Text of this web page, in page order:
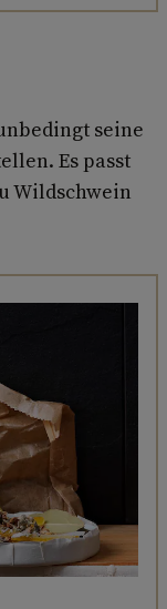
seine
Es passt
Wildschwein